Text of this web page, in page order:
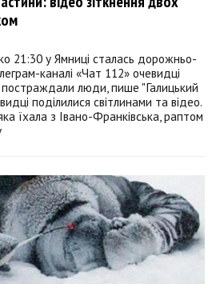
21:30 у Ямниці сталась дорожньо-
каналі «Чат 112» очевидці
постраждали люди, пише "Галицький
поділилися світлинами та відео.
їхала з Івано-Франківська, раптом